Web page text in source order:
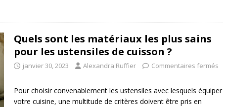
Quels sont les matériaux les plus sains
pour les ustensiles de cuisson ?
janvier 30, 2023 Alexandra Ruffier Commentaires fermés
Pour choisir convenablement les ustensiles avec lesquels équiper
votre cuisine, une multitude de critères doivent être pris en